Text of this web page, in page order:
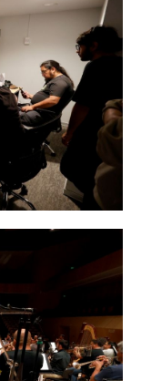
Sonido coordinando